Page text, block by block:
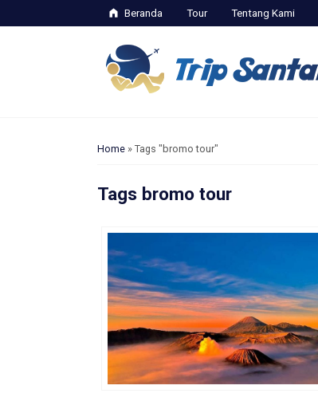
Beranda Tour Tentang Kami
Home » Tags "bromo tour"
Tags bromo tour